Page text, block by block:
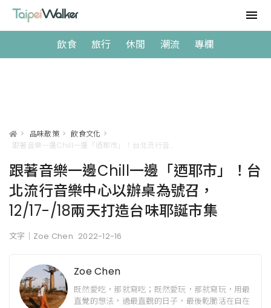
飲食 旅行 休閒 潮流 專欄
> 品味散策 > 飲食文化 >
跟著音樂一邊Chill一邊「迺耶市」！台
北流行音樂中心以辦桌為號召，
12/17-/18兩天打造台味耶誕市集
文字｜Zoe Chen 2022-12-16
Zoe Chen
既然愛吃，那就寫吃；既然愛玩，那就寫玩，用最
直覺的想法，過最直觀的日子，最後乾脆活在自在